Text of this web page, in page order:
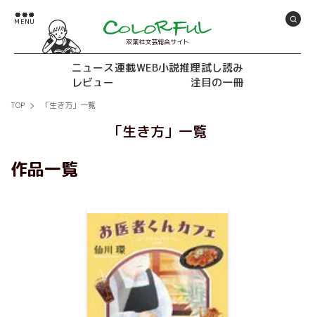
双葉社文芸総合サイト
ニュース連載WEB小説推理試し読み
レビュー
注目の一冊
TOP 「生き方」一覧
「生き方」一覧
作品一覧